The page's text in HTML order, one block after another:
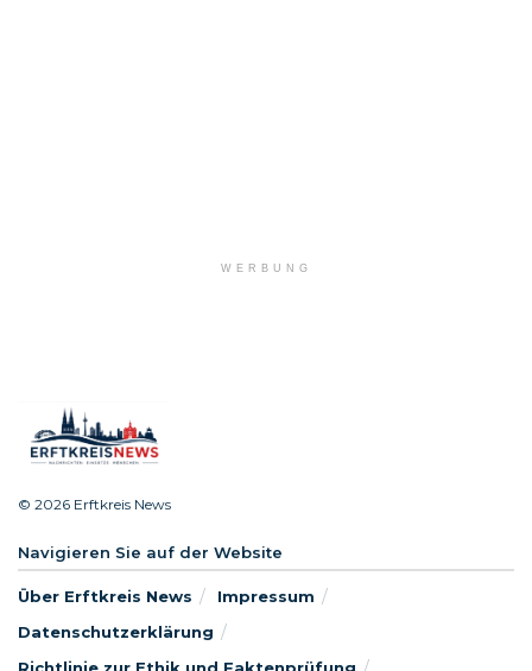
WERBUNG
© 2026 Erftkreis News
Navigieren Sie auf der Website
Über Erftkreis News
Impressum
Datenschutzerklärung